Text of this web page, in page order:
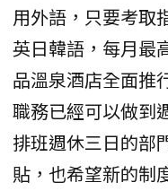
用外語，只要考取
英日韓語，每月最
品溫泉酒店全面推
職務已經可以做到
排班週休三日的部
貼，也希望新的制